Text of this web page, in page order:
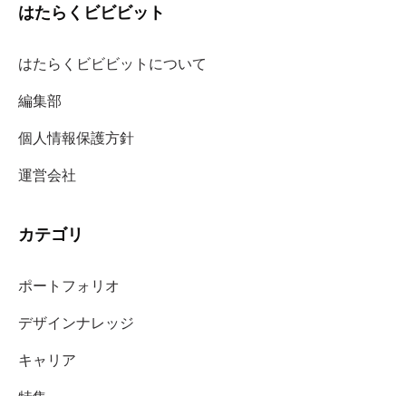
はたらくビビビット
はたらくビビビットについて
編集部
個人情報保護方針
運営会社
カテゴリ
ポートフォリオ
デザインナレッジ
キャリア